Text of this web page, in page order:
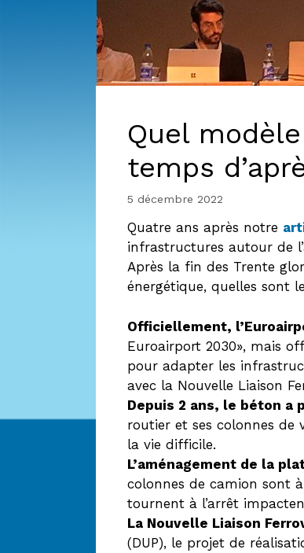
Quel
temps
5 décembre 2022
Quatre ans après notre
infrastructures autour de
Après la fin des Trente
énergétique, quelles sont
Officiellement,
Euroairport 2030», mais
pour adapter les
avec la Nouvelle Liaison
Depuis 2 ans, le béton a
routier et ses colonnes de
la vie difficile.
L’aménagement de la
colonnes de camion sont
tournent à l’arrêt
La Nouvelle Liaison
(DUP), le projet de